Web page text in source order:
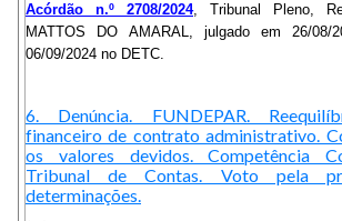
Acórdão n.º 2708/2024, Tribunal Pleno,
MATTOS DO AMARAL, julgado em 26/08/
06/09/2024 no DETC.
6. Denúncia. FUNDEPAR.
financeiro de contrato administrativo.
os valores devidos. Competência
Tribunal de Contas. Voto pela
determinações.